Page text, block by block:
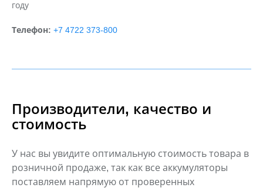
году
Телефон: +7 4722 373-800
Производители, качество и
стоимость
У нас вы увидите оптимальную стоимость товара в
розничной продаже, так как все аккумуляторы
поставляем напрямую от проверенных